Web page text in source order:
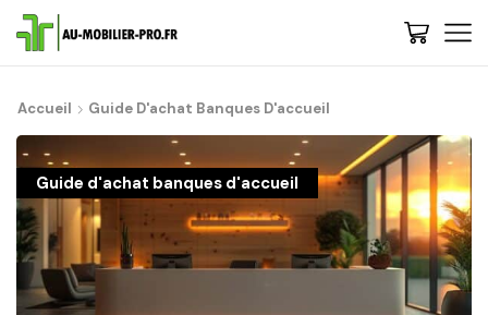
Accueil Guide D'achat Banques D'accueil
Guide d'achat banques d'accueil